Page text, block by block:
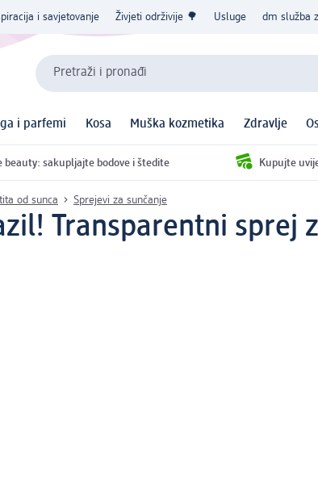
i savjetovanje Živjeti održivije 🌳 Usluge dm služba
Pretraži i pronađi
i parfemi Kosa Muška kozmetika Zdravlje
beauty: sakupljajte bodove i štedite Kupujte
od sunca Sprejevi za sunčanje
Transparentni sprej